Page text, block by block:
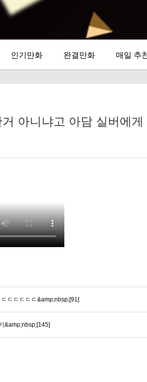
인기만화 완결만화 매일 추
아니냐고 아담 실버에
ㄷㄷㄷㄷㄷㄷ&amp;nbsp;[91]
&amp;nbsp;[145]